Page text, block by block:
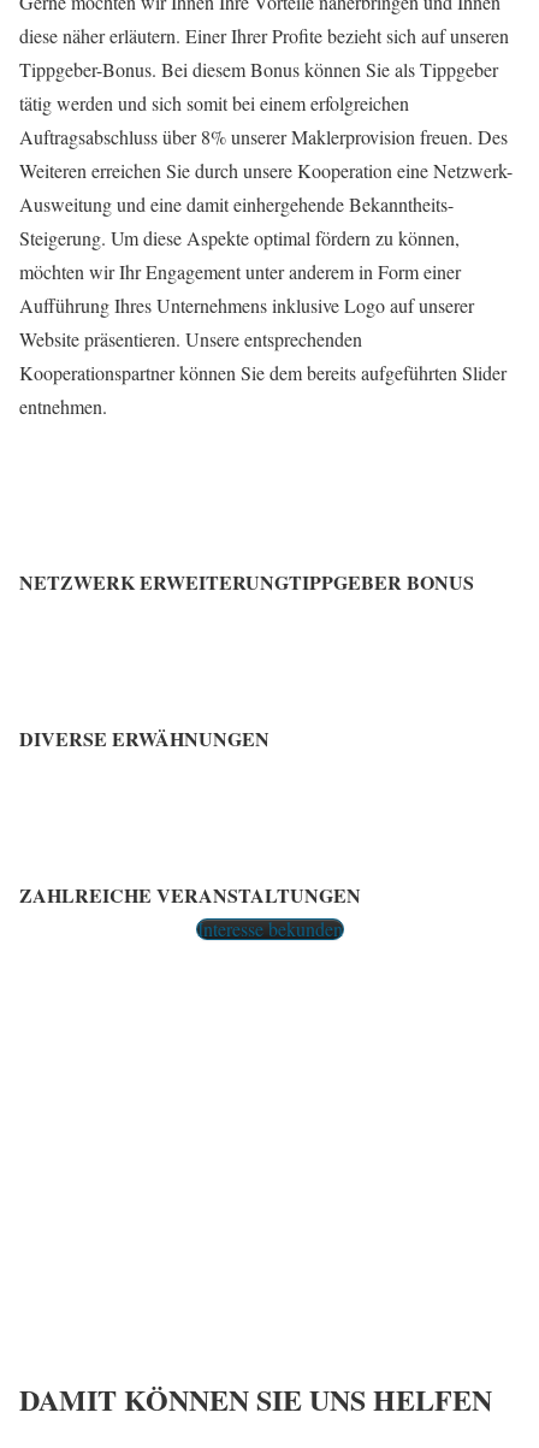
diese näher erläutern. Einer Ihrer Profite bezieht sich auf unseren
Tippgeber-Bonus. Bei diesem Bonus können Sie als Tippgeber
tätig werden und sich somit bei einem erfolgreichen
Auftragsabschluss über 8% unserer Maklerprovision freuen. Des
Weiteren erreichen Sie durch unsere Kooperation eine Netzwerk-
Ausweitung und eine damit einhergehende Bekanntheits-
Steigerung. Um diese Aspekte optimal fördern zu können,
möchten wir Ihr Engagement unter anderem in Form einer
Aufführung Ihres Unternehmens inklusive Logo auf unserer
Website präsentieren. Unsere entsprechenden
Kooperationspartner können Sie dem bereits aufgeführten Slider
entnehmen.
NETZWERK ERWEITERUNGTIPPGEBER BONUS
DIVERSE ERWÄHNUNGEN
ZAHLREICHE VERANSTALTUNGEN
Interesse bekunden
DAMIT KÖNNEN SIE UNS HELFEN